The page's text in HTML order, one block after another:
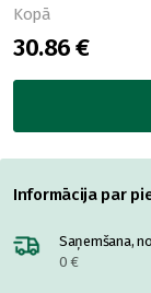
Kopā
30.86 €
Informācija par
Saņemšana,
0 €